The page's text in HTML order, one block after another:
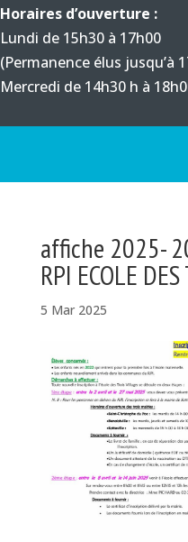
Horaires d’ouverture :
Lundi de 15h30 à 17h00
(Permanence élus jusqu’à
Mercredi de 14h30 h à
affiche 2025-
RPI ECOLE
5 Mar 2025